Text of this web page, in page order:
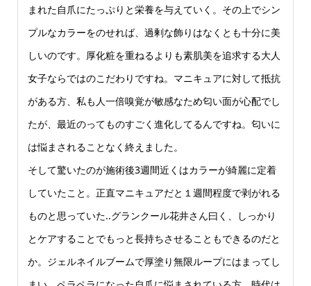
まれた自爪にたっぷりと栄養を与えていく。その上でシン
プルなカラーをのせれば、過剰な飾りはなくとも十分に美
しいのです。厚化粧を重ねるよりも素肌美を追求する大人
女子ならではのこだわりですね。マニキュアに対して抵抗
がある方、私も人一倍嗅覚が敏感なため匂い面が心配でし
たが、最近のってものすごく進化してるんですね。匂いに
は悩まされることなく終えました。
そして驚いたのが施術後3週間近くはカラーが綺麗に定着
していたこと。正直マニキュアだと１週間程度で剥がれる
ものと思っていた..グランクール花井さん曰く、しっかり
とケアすることでもっと長持ちさせることもできるのだと
か。ジェルネイルブームで厚塗り無限ループにはまってし